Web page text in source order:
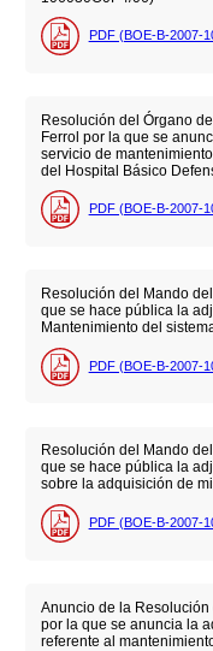
PDF (BOE-B-2007-
Resolución del Órgano
Ferrol por la que se
servicio de
del Hospital Básico
PDF (BOE-B-2007-
Resolución del Mando
que se hace pública la
Mantenimiento del
PDF (BOE-B-2007-
Resolución del Mando
que se hace pública la
sobre la adquisición de
PDF (BOE-B-2007-
Anuncio de la
por la que se anuncia la
referente al